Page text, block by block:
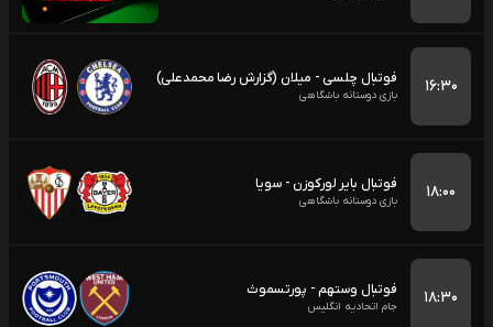
۱۶:۳۰ فوتبال چلسی - میلان (گزارش رضا محمدعلی)
بازی دوستانه باشگاهی
۱۸:۰۰ فوتبال بایر لورکوزن - سویا
بازی دوستانه باشگاهی
۱۸:۳۰ فوتبال وستهم - پورتسموث
جام اتحادیه انگلیس